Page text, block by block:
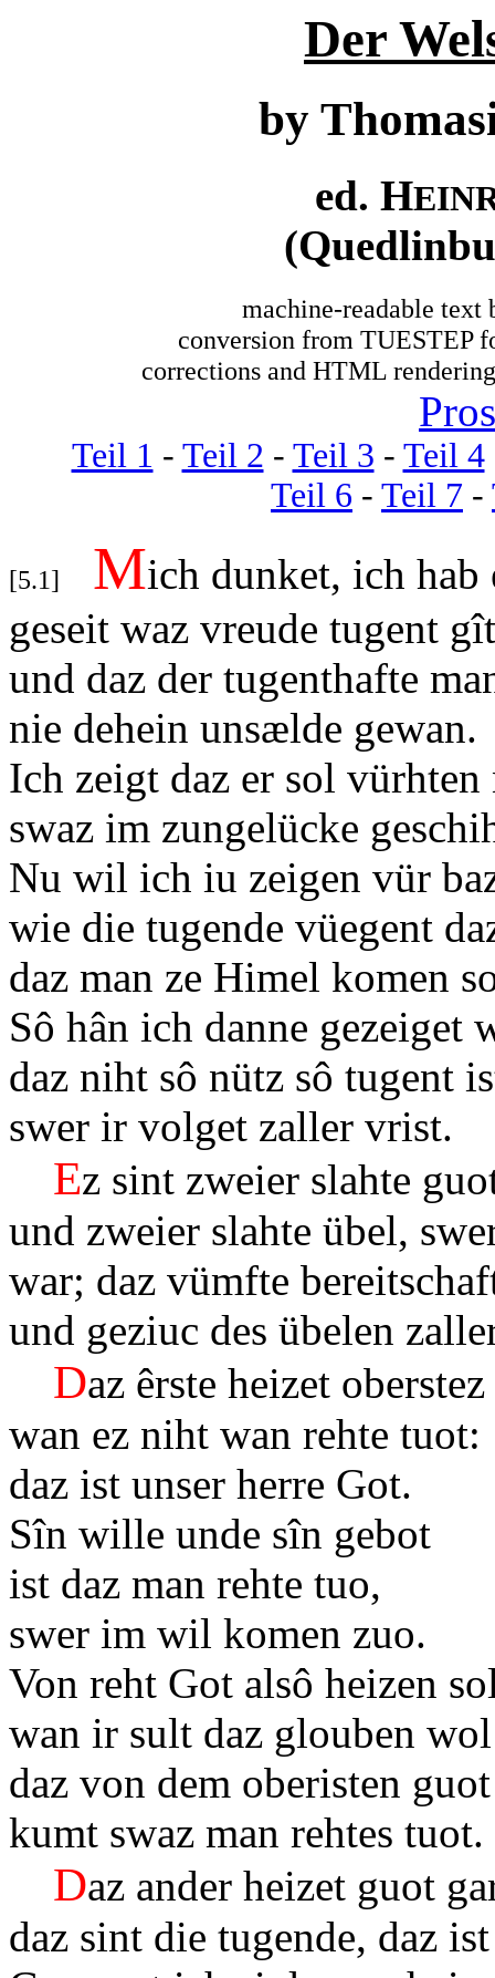
Der
by
ed. H
machine-readable
conversion from TUESTEP
corrections and HTML
Teil 1 - Teil 2 - Teil 3 - Teil 4
Teil 6 - Teil 7 -
[5.1] Mich dunket, ich hab
geseit waz vreude tugent gît
und daz der tugenthafte
nie dehein unsælde gewan.
Ich zeigt daz er sol
swaz im zungelücke
Nu wil ich iu zeigen vür
wie die tugende vüegent
daz man ze Himel komen
Sô hân ich danne gezeiget
daz niht sô nütz sô tugent
swer ir volget zaller vrist.
Ez sint zweier slahte
und zweier slahte übel,
war; daz vümfte
und geziuc des übelen
Daz êrste heizet
wan ez niht wan rehte
daz ist unser herre Got.
Sîn wille unde sîn gebot
ist daz man rehte tuo,
swer im wil komen zuo.
Von reht Got alsô heizen
wan ir sult daz glouben wol
daz von dem oberisten guot
kumt swaz man rehtes tuot.
Daz ander heizet guot
daz sint die tugende, daz